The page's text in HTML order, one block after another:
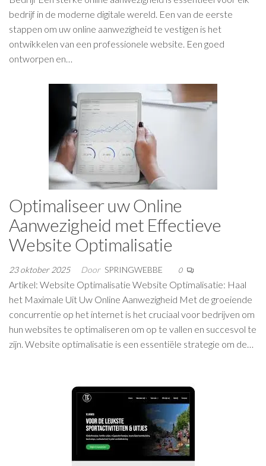
bedrijf in de moderne digitale wereld. Een van de eerste
stappen om uw online aanwezigheid te vestigen is het
ontwikkelen van een professionele website. Een goed
ontworpen en…
Optimaliseer uw Online
Aanwezigheid met Effectieve
Website Optimalisatie
23 oktober 2025 Door SPRINGWEBBE 0
Artikel: Website Optimalisatie Website Optimalisatie: Haal
het Maximale Uit Uw Online Aanwezigheid Met de groeiende
concurrentie op het internet is het cruciaal voor bedrijven om
hun websites te optimaliseren om op te vallen en succesvol te
zijn. Website optimalisatie is een essentiële strategie om de…